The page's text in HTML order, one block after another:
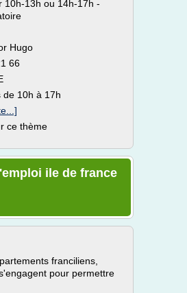
10h-13h ou 14h-17h -
Hugo
66
de 10h à 17h
ce thème
ile de france
franciliens,
pour permettre